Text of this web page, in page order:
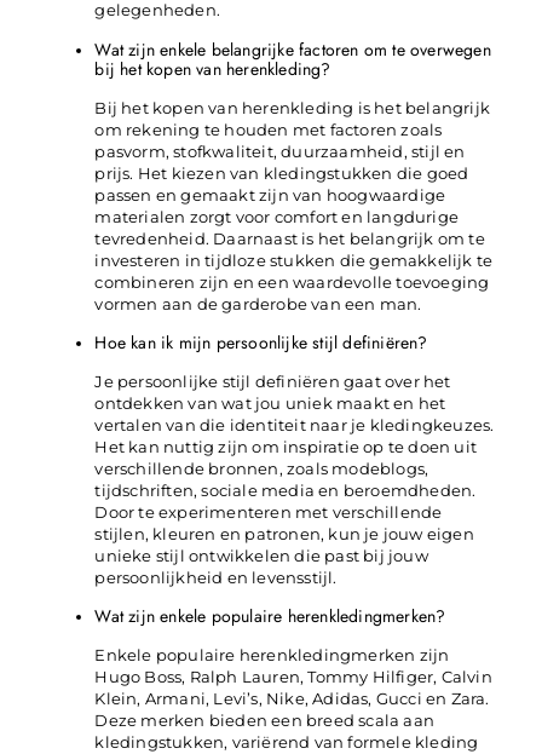
gelegenheden.
Wat zijn enkele belangrijke factoren om te overwegen
bij het kopen van herenkleding?
Bij het kopen van herenkleding is het belangrijk
om rekening te houden met factoren zoals
pasvorm, stofkwaliteit, duurzaamheid, stijl en
prijs. Het kiezen van kledingstukken die goed
passen en gemaakt zijn van hoogwaardige
materialen zorgt voor comfort en langdurige
tevredenheid. Daarnaast is het belangrijk om te
investeren in tijdloze stukken die gemakkelijk te
combineren zijn en een waardevolle toevoeging
vormen aan de garderobe van een man.
Hoe kan ik mijn persoonlijke stijl definiëren?
Je persoonlijke stijl definiëren gaat over het
ontdekken van wat jou uniek maakt en het
vertalen van die identiteit naar je kledingkeuzes.
Het kan nuttig zijn om inspiratie op te doen uit
verschillende bronnen, zoals modeblogs,
tijdschriften, sociale media en beroemdheden.
Door te experimenteren met verschillende
stijlen, kleuren en patronen, kun je jouw eigen
unieke stijl ontwikkelen die past bij jouw
persoonlijkheid en levensstijl.
Wat zijn enkele populaire herenkledingmerken?
Enkele populaire herenkledingmerken zijn
Hugo Boss, Ralph Lauren, Tommy Hilfiger, Calvin
Klein, Armani, Levi’s, Nike, Adidas, Gucci en Zara.
Deze merken bieden een breed scala aan
kledingstukken, variërend van formele kleding